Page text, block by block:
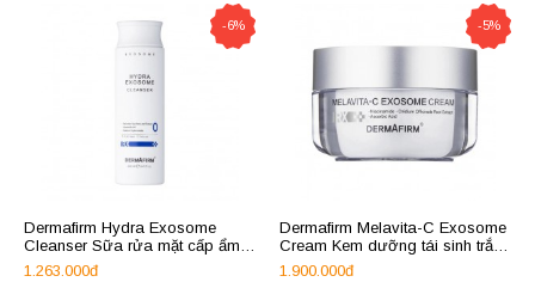
-6%
Dermafirm Hydra Exosome
Cleanser S­ữa rửa mặt cấp ẩm
tái sinh làn da 250ml
1.263.000đ
-5%
Dermafirm Melavita-C Exosome
Cream Kem dưỡng tái sinh trắng
sáng da 50ml
1.900.000đ